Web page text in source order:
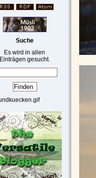
Suche
Es wird in allen
Einträgen gesucht.